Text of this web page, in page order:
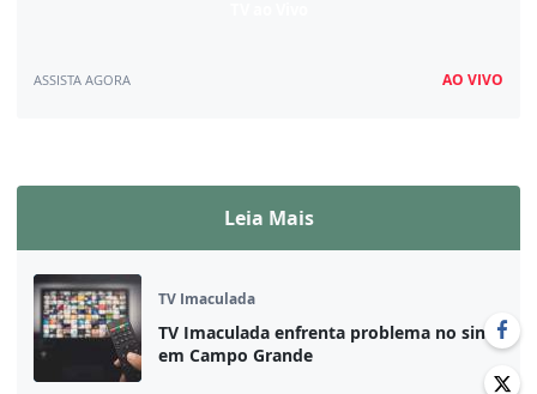
ASSISTA AGORA AO VIVO
Leia Mais
TV Imaculada
TV Imaculada enfrenta problema no sinal
em Campo Grande